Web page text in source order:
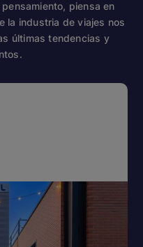
piensa en
la industria de viajes nos
últimas tendencias y